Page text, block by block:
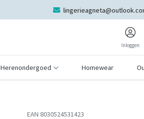
Inloggen
Herenondergoed Homewear
EAN 8030524531423